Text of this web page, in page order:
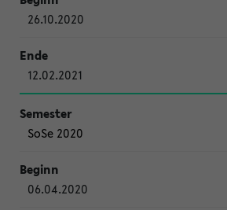
26.10.2020
12.02.2021
SoSe 2020
06.04.2020